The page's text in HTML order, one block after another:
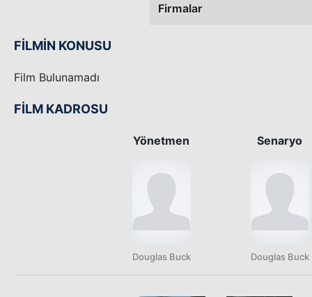
Firmalar
FİLMİN KONUSU
Film Bulunamadı
FİLM KADROSU
Yönetmen
Douglas Buck
Senaryo
Douglas Buck